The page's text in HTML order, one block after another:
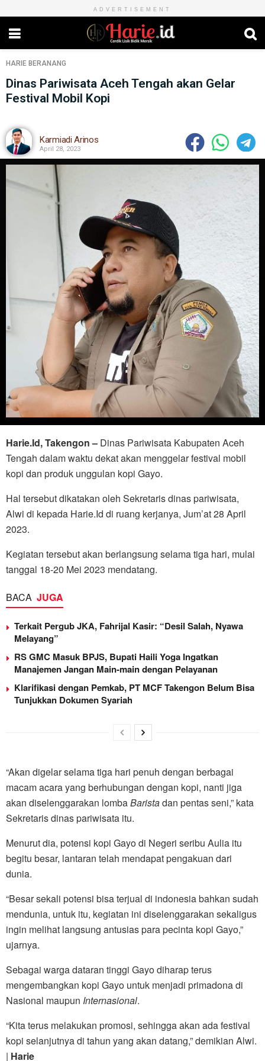
ADVERTISEMENT
HARIE BERANANG
Dinas Pariwisata Aceh Tengah akan Gelar
Festival Mobil Kopi
Karmiadi Arinos
April 28, 2023
Harie.Id, Takengon – Dinas Pariwisata Kabupaten Aceh
Tengah dalam waktu dekat akan menggelar festival mobil
kopi dan produk unggulan kopi Gayo.
Hal tersebut dikatakan oleh Sekretaris dinas pariwisata,
Alwi di kepada Harie.Id di ruang kerjanya, Jum’at 28 April
2023.
Kegiatan tersebut akan berlangsung selama tiga hari, mulai
tanggal 18-20 Mei 2023 mendatang.
BACA JUGA
Terkait Pergub JKA, Fahrijal Kasir: “Desil Salah, Nyawa
Melayang”
RS GMC Masuk BPJS, Bupati Haili Yoga Ingatkan
Manajemen Jangan Main-main dengan Pelayanan
Klarifikasi dengan Pemkab, PT MCF Takengon Belum Bisa
Tunjukkan Dokumen Syariah
“Akan digelar selama tiga hari penuh dengan berbagai
macam acara yang berhubungan dengan kopi, nanti jiga
akan diselenggarakan lombaBaristadan pentas seni,” kata
Sekretaris dinas pariwisata itu.
Menurut dia, potensi kopi Gayo di Negeri seribu Aulia itu
begitu besar, lantaran telah mendapat pengakuan dari
dunia.
“Besar sekali potensi bisa terjual di indonesia bahkan sudah
mendunia, untuk itu, kegiatan ini diselenggarakan sekaligus
ingin melihat langsung antusias para pecinta kopi Gayo,”
ujarnya.
Sebagai warga dataran tinggi Gayo diharap terus
mengembangkan kopi Gayo untuk menjadi primadona di
Nasional maupun Internasional.
“Kita terus melakukan promosi, sehingga akan ada festival
kopi selanjutnya di tahun yang akan datang,” demikian Alwi.
| Harie